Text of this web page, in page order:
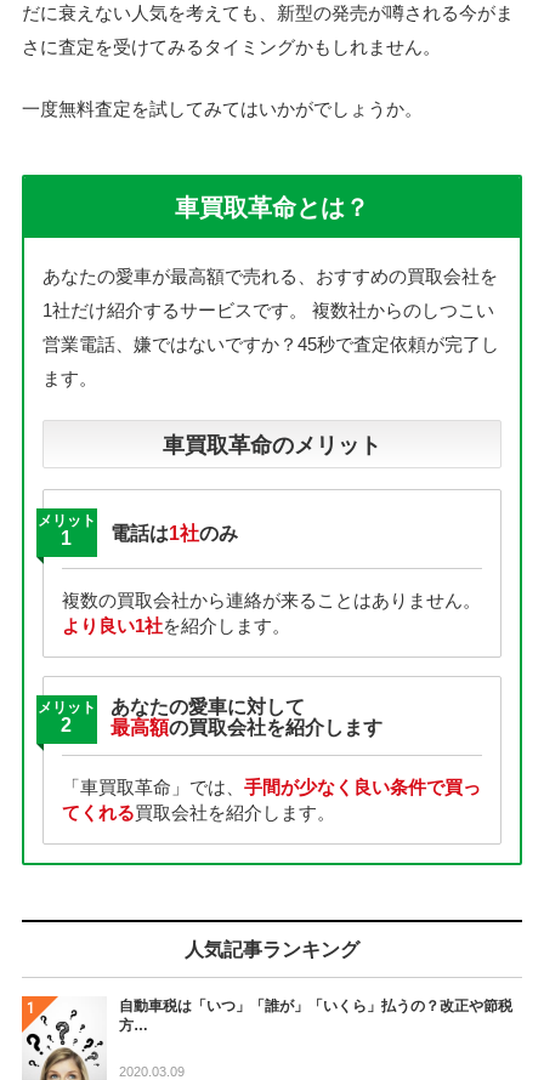
だに衰えない人気を考えても、新型の発売が噂される今がま
さに査定を受けてみるタイミングかもしれません。
一度無料査定を試してみてはいかがでしょうか。
車買取革命とは？
あなたの愛車が最高額で売れる、おすすめの買取会社を
1社だけ紹介するサービスです。
複数社からのしつこい
営業電話、嫌ではないですか？45秒で査定依頼が完了し
ます。
車買取革命のメリット
メリット
1 電話は1社のみ
複数の買取会社から連絡が来ることはありません。
より良い1社を紹介します。
メリット
2
あなたの愛車に対して
最高額の買取会社を紹介します
「車買取革命」では、 手間が少なく良い条件で買っ
てくれる買取会社を紹介します。
人気記事ランキング
自動車税は「いつ」「誰が」「いくら」払うの？改正や節税
方…
2020.03.09